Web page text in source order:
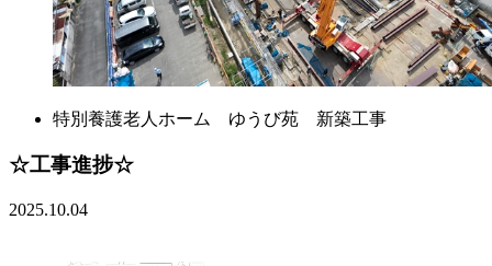
特別養護老人ホーム ゆうび苑 新築工事
☆工事進捗☆
2025.10.04